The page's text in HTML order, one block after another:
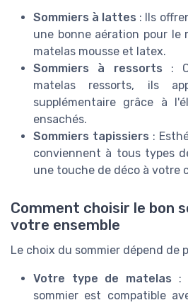
Sommiers à lattes : Ils
une bonne aération pour le
matelas mousse et latex.
Sommiers à ressorts :
matelas ressorts, ils
supplémentaire grâce à
ensachés.
Sommiers tapissiers :
conviennent à tous types
une touche de déco à votre
Comment choisir le bon
votre ensemble
Le choix du sommier dépend de
Votre type de matelas :
sommier est compatible